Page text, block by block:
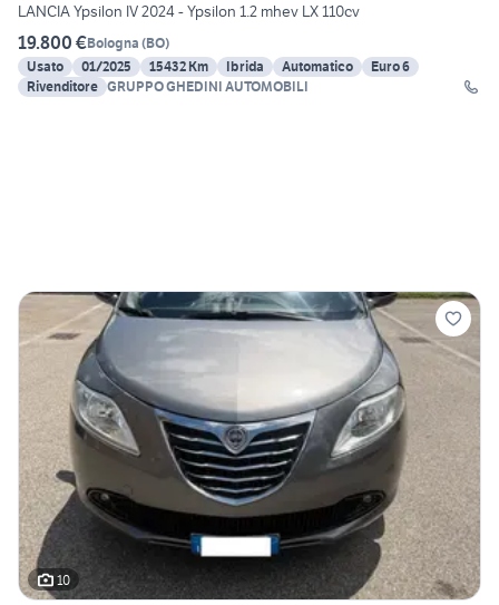
LANCIA Ypsilon IV 2024 - Ypsilon 1.2 mhev LX 110cv
19.800 €Bologna (BO)
Usato
01/2025 15432 Km Ibrida Automatico
Euro 6
Rivenditore GRUPPO GHEDINI AUTOMOBILI
10